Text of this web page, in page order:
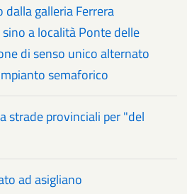
galleria Ferrera
a località Ponte delle
di senso unico alternato
semaforico
strade provinciali per "del
ad asigliano